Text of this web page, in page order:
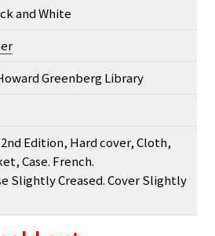
and White
Greenberg Library
Edition, Hard cover, Cloth,
Case. French.
Slightly Creased. Cover Slightly